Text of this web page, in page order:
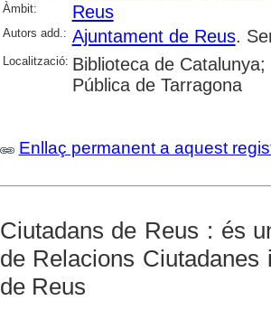
Àmbit:
Reus
Autors add.: Ajuntament de Reus.
Localització: Biblioteca de
Pública de Tarragona
Enllaç permanent a aquest
Ciutadans de Reus : és
de Relacions
de Reus